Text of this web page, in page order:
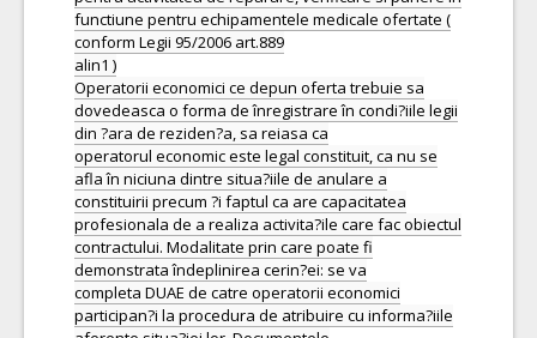
functiune pentru echipamentele medicale ofertate (
conform Legii 95/2006 art.889
alin1 )
Operatorii economici ce depun oferta trebuie sa
dovedeasca o forma de înregistrare în condi?iile legii
din ?ara de reziden?a, sa reiasa ca
operatorul economic este legal constituit, ca nu se
afla în niciuna dintre situa?iile de anulare a
constituirii precum ?i faptul ca are capacitatea
profesionala de a realiza activita?ile care fac obiectul
contractului. Modalitate prin care poate fi
demonstrata îndeplinirea cerin?ei: se va
completa DUAE de catre operatorii economici
participan?i la procedura de atribuire cu informa?iile